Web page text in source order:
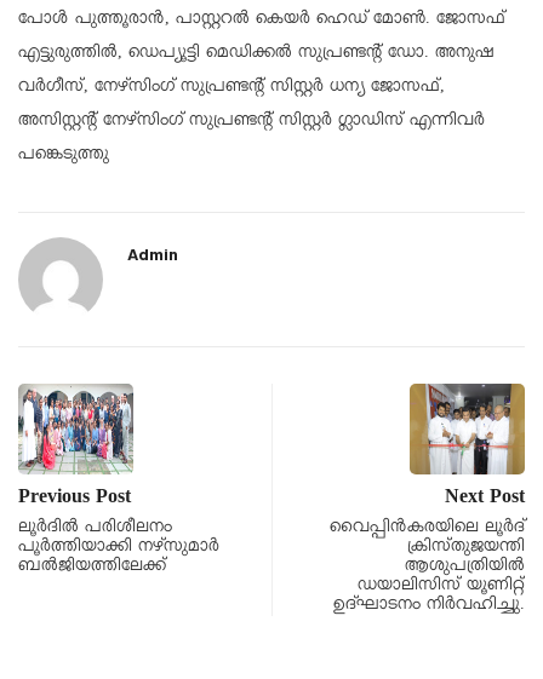
പോൾ പുത്തൂരാൻ, പാസ്റ്ററൽ കെയർ ഹെഡ് മോൺ. ജോസഫ്
എട്ടുരുത്തിൽ, ഡെപ്യൂട്ടി മെഡിക്കൽ സുപ്രണ്ടൻ്റ് ഡോ. അനുഷ
വർഗീസ്, നേഴ്സിംഗ് സുപ്രണ്ടൻ്റ് സിസ്റ്റർ ധന്യ ജോസഫ്,
അസിസ്റ്റൻ്റ് നേഴ്സിംഗ് സുപ്രണ്ടൻ്റ് സിസ്റ്റർ ഗ്ലാഡിസ് എന്നിവർ
പങ്കെടുത്തു
Admin
Previous Post
ലൂർദിൽ പരിശീലനം
പൂർത്തിയാക്കി നഴ്സുമാർ
ബൽജിയത്തിലേക്ക്
Next Post
വൈപ്പിൻകരയിലെ ലൂർദ്
ക്രിസ്‌തുജയന്തി
ആശുപത്രിയിൽ
ഡയാലിസിസ് യൂണിറ്റ്
ഉദ്ഘാടനം നിർവഹിച്ചു.